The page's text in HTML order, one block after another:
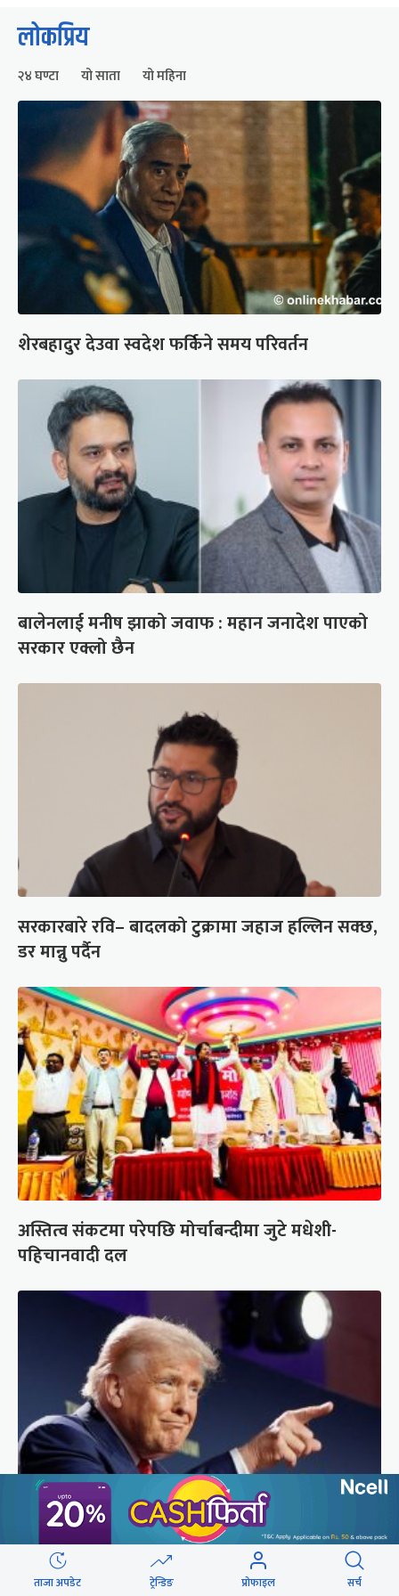
लोकप्रिय
२४ घण्टा यो साता यो महिना
शेरबहादुर देउवा स्वदेश फर्किने समय परिवर्तन
बालेनलाई मनीष झाको जवाफ : महान जनादेश पाएको
सरकार एक्लो छैन
सरकारबारे रवि– बादलको टुक्रामा जहाज हल्लिन सक्छ,
डर मान्नु पर्दैन
अस्तित्व संकटमा परेपछि मोर्चाबन्दीमा जुटे मधेशी-
पहिचानवादी दल
अमेरिकामा रूसमाथि प्रतिबन्ध लगाउने विधेयक पारित,
भारतसहित ५ देशमा शतप्रतिशत भन्सार शुल्क
ताजा अपडेट ट्रेन्डिङ प्रोफाइल सर्च